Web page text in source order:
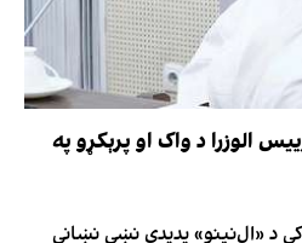
الوزرا د واک او پرېکړو په
د «ال‌نینو» پدیدې نښې نښانې